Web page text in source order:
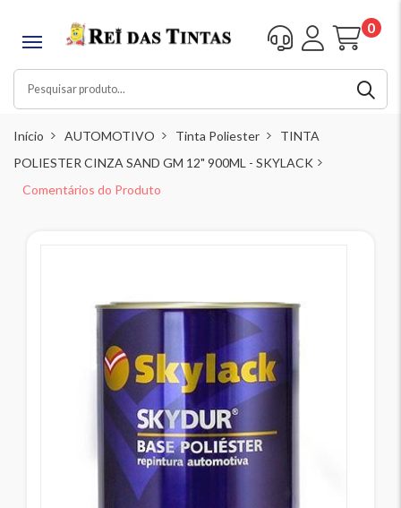
0
Início AUTOMOTIVO Tinta Poliester
TINTA
POLIESTER CINZA SAND GM 12" 900ML - SKYLACK
Comentários do Produto